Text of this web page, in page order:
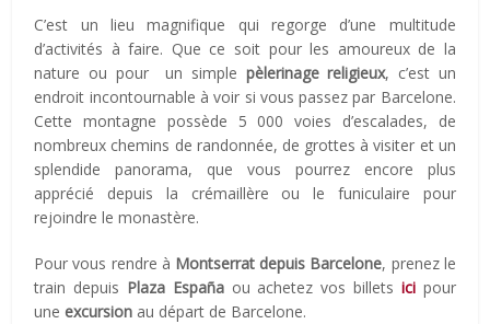
C’est un lieu magnifique qui regorge d’une multitude
d’activités à faire. Que ce soit pour les amoureux de la
nature ou pour un simple pèlerinage religieux, c’est un
endroit incontournable à voir si vous passez par Barcelone.
Cette montagne possède 5 000 voies d’escalades, de
nombreux chemins de randonnée, de grottes à visiter et un
splendide panorama, que vous pourrez encore plus
apprécié depuis la crémaillère ou le funiculaire pour
rejoindre le monastère.
Pour vous rendre à Montserrat depuis Barcelone, prenez le
train depuis Plaza Españaou achetez vos billets icipour
une excursion au départ de Barcelone.